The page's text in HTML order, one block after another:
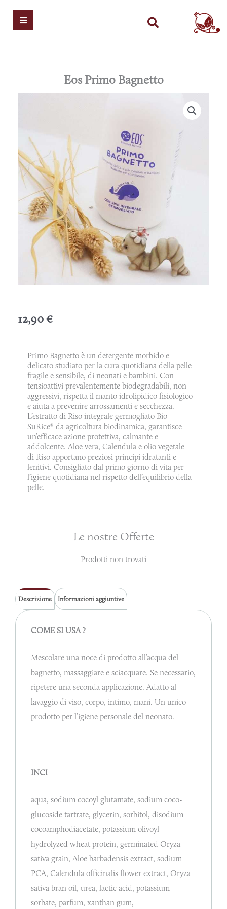
Eos Primo Bagnetto
12,90€
Primo Bagnetto è un detergente morbido e
delicato studiato per la cura quotidiana della pelle
fragile e sensibile, di neonati e bambini. Con
tensioattivi prevalentemente biodegradabili, non
aggressivi, rispetta il manto idrolipidico fisiologico
e aiuta a prevenire arrossamenti e secchezza.
L’estratto di Riso integrale germogliato Bio
SuRice® da agricoltura biodinamica, garantisce
un’efficace azione protettiva, calmante e
addolcente. Aloe vera, Calendula e olio vegetale
di Riso apportano preziosi principi idratanti e
lenitivi. Consigliato dal primo giorno di vita per
l’igiene quotidiana nel rispetto dell’equilibrio della
pelle.
Le nostre Offerte
Prodotti non trovati
Descrizione Informazioni aggiuntive
COME SI USA ?
Mescolare una noce di prodotto all’acqua del
bagnetto, massaggiare e sciacquare. Se necessario,
ripetere una seconda applicazione. Adatto al
lavaggio di viso, corpo, intimo, mani. Un unico
prodotto per l’igiene personale del neonato.
INCI
aqua, sodium cocoyl glutamate, sodium coco-
glucoside tartrate, glycerin, sorbitol, disodium
cocoamphodiacetate, potassium olivoyl
hydrolyzed wheat protein, germinated Oryza
sativa grain, Aloe barbadensis extract, sodium
PCA, Calendula officinalis flower extract, Oryza
sativa bran oil, urea, lactic acid, potassium
sorbate, parfum, xanthan gum,